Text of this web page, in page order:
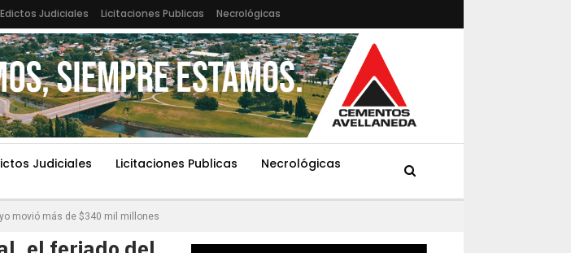
Edictos Judiciales Licitaciones Publicas Necrológicas
Judiciales Licitaciones Publicas Necrológicas
movió más de $340 mil millones